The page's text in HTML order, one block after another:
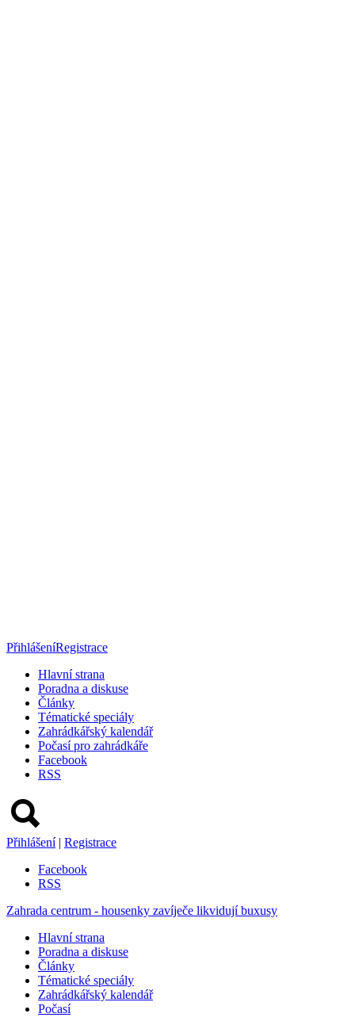
PřihlášeníRegistrace
Hlavní strana
Poradna a diskuse
Články
Tématické speciály
Zahrádkářský kalendář
Počasí pro zahrádkáře
Facebook
RSS
Přihlášení | Registrace
Facebook
RSS
Zahrada centrum - housenky zavíječe likvidují buxusy
Hlavní strana
Poradna a diskuse
Články
Tématické speciály
Zahrádkářský kalendář
Počasí